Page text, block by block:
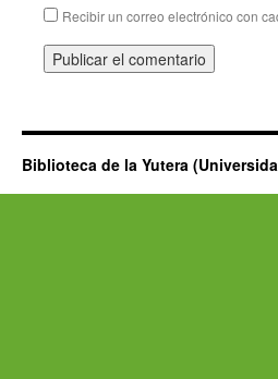
Recibir un correo electrónico con
Biblioteca de la Yutera